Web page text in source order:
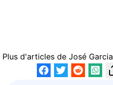
Plus d'articles de José Garcia